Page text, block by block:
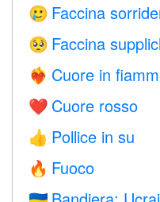
🥲 Faccina
🥺 Faccina
❤️‍🔥 Cuore in
❤️ Cuore rosso
👍 Pollice in su
🔥 Fuoco